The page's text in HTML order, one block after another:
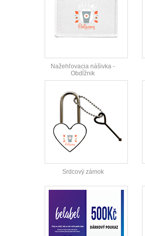
Nažehľovacia nášivka -
Obdĺžnik
Srdcový zámok